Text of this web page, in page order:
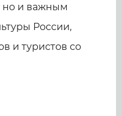
но и важным
России,
и туристов со